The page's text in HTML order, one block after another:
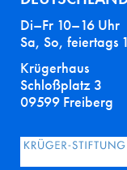
Di–Fr 10–16 Uhr
Sa, So, feiertags
Krügerhaus
Schloßplatz 3
09599 Freiberg